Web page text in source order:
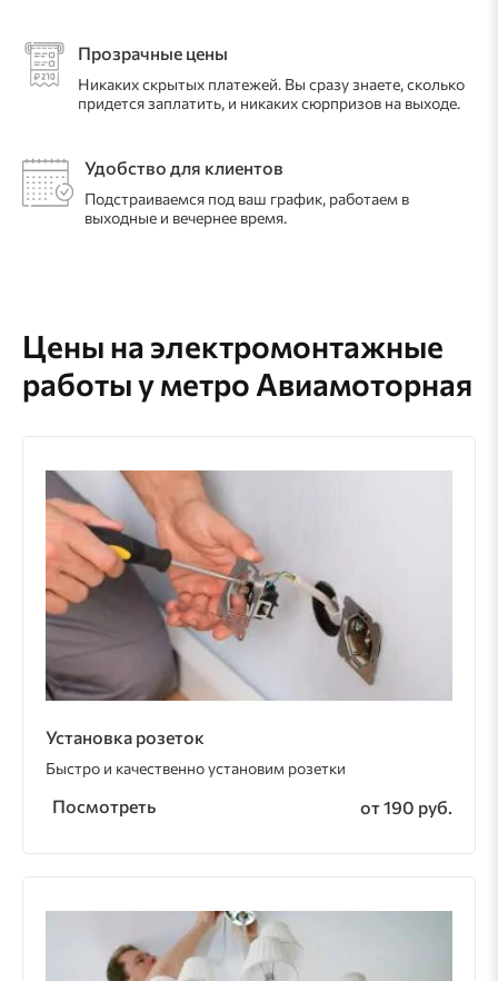
Прозрачные цены
Никаких скрытых платежей. Вы сразу знаете, сколько
придется заплатить, и никаких сюрпризов на выходе.
Удобство для клиентов
Подстраиваемся под ваш график, работаем в
выходные и вечернее время.
Цены на электромонтажные
работыу метро Авиамоторная
Установка розеток
Быстро и качественно установим розетки
Посмотреть от 190 руб.